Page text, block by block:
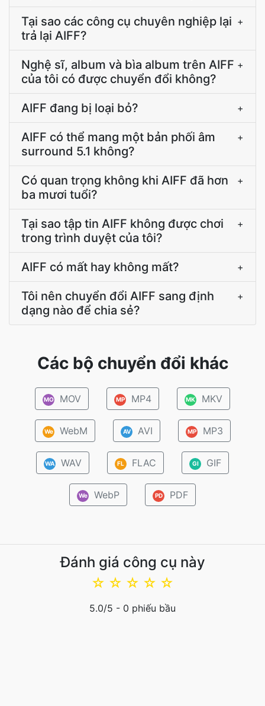
Tại sao các công cụ chuyên nghiệp lại
trả lại AIFF?
+
Nghệ sĩ, album và bìa album trên AIFF
của tôi có được chuyển đổi không?
+
AIFF đang bị loại bỏ? +
AIFF có thể mang một bản phối âm
surround 5.1 không?
+
Có quan trọng không khi AIFF đã hơn
ba mươi tuổi?
+
Tại sao tập tin AIFF không được chơi
trong trình duyệt của tôi?
+
AIFF có mất hay không mất? +
Tôi nên chuyển đổi AIFF sang định
dạng nào để chia sẻ?
+
Các bộ chuyển đổi khác
MO MOV MP MP4 MK MKV
We WebM AV AVI MP MP3
WA WAV FL FLAC GI GIF
We WebP PD PDF
Đánh giá công cụ này
☆
☆
☆
☆
☆
5.0/5 - 0 phiếu bầu